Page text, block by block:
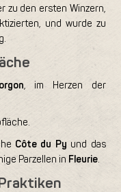
zu den ersten Winzern,
und wurde zu
, im Herzen der
Côte du Py und das
Parzellen in Fleurie.